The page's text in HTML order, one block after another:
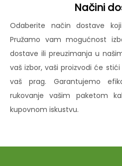
Načini
Odaberite način dostave
Pružamo vam mogućnost
dostave ili preuzimanja u
vaš izbor, vaši proizvodi će
vaš prag. Garantujemo
rukovanje vašim paketom
kupovnom iskustvu.